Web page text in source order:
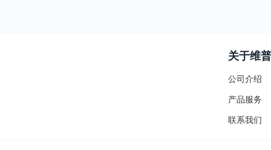
关于维普
公司介绍
产品服务
联系我们